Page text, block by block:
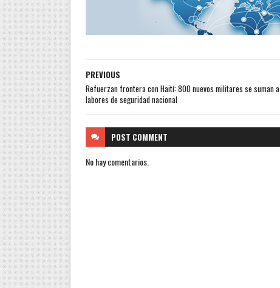
PREVIOUS
Refuerzan frontera con Haití: 800 nuevos militares se suman a
labores de seguridad nacional
POST COMMENT
No hay comentarios.